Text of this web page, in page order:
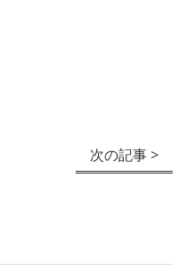
次の記事 >